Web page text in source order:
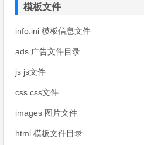
模板文件
info.ini 模板信息文件
ads 广告文件目录
js js文件
css css文件
images 图片文件
html 模板文件目录